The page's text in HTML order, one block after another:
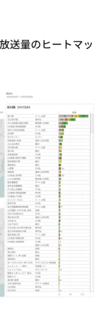
送量のヒートマッ